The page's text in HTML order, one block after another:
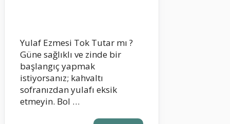
Yulaf Ezmesi Tok Tutar mı ?
Güne sağlıklı ve zinde bir
başlangıç yapmak
istiyorsanız; kahvaltı
sofranızdan yulafı eksik
etmeyin. Bol …